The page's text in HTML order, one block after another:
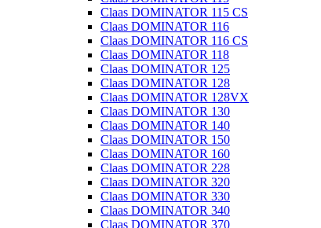
Claas DOMINATOR 115 CS
Claas DOMINATOR 116
Claas DOMINATOR 116 CS
Claas DOMINATOR 118
Claas DOMINATOR 125
Claas DOMINATOR 128
Claas DOMINATOR 128VX
Claas DOMINATOR 130
Claas DOMINATOR 140
Claas DOMINATOR 150
Claas DOMINATOR 160
Claas DOMINATOR 228
Claas DOMINATOR 320
Claas DOMINATOR 330
Claas DOMINATOR 340
Claas DOMINATOR 370